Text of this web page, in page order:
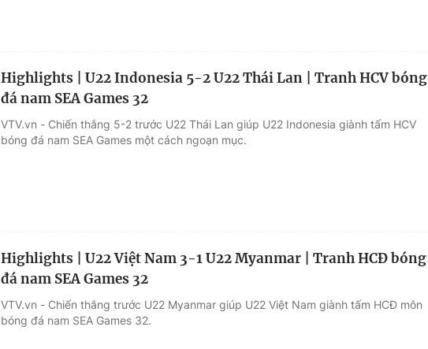
Highlights | U22 Indonesia 5-2 U22 Thái Lan | Tranh HCV bóng
đá nam SEA Games 32
VTV.vn - Chiến thắng 5-2 trước U22 Thái Lan giúp U22 Indonesia giành tấm HCV
bóng đá nam SEA Games một cách ngoạn mục.
Highlights | U22 Việt Nam 3-1 U22 Myanmar | Tranh HCĐ bóng
đá nam SEA Games 32
VTV.vn - Chiến thắng trước U22 Myanmar giúp U22 Việt Nam giành tấm HCĐ môn
bóng đá nam SEA Games 32.